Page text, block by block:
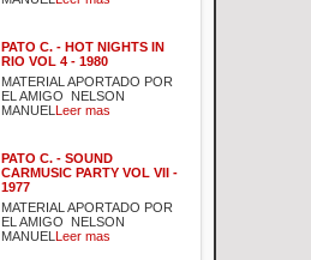
PATO C. - HOT NIGHTS IN
RIO VOL 4 - 1980
MATERIAL APORTADO POR
EL AMIGO NELSON
MANUEL Leer mas
PATO C. - SOUND
CARMUSIC PARTY VOL VII -
1977
MATERIAL APORTADO POR
EL AMIGO NELSON
MANUEL Leer mas